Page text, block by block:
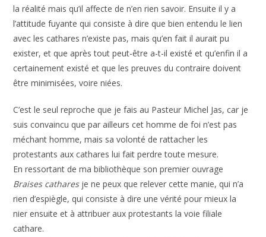
la réalité mais qu’il affecte de n’en rien savoir. Ensuite il y a
l’attitude fuyante qui consiste à dire que bien entendu le lien
avec les cathares n’existe pas, mais qu’en fait il aurait pu
exister, et que après tout peut-être a-t-il existé et qu’enfin il a
certainement existé et que les preuves du contraire doivent
être minimisées, voire niées.
C’est le seul reproche que je fais au Pasteur Michel Jas, car je
suis convaincu que par ailleurs cet homme de foi n’est pas
méchant homme, mais sa volonté de rattacher les
protestants aux cathares lui fait perdre toute mesure.
En ressortant de ma bibliothèque son premier ouvrage
Braises catharesje ne peux que relever cette manie, qui n’a
rien d’espiègle, qui consiste à dire une vérité pour mieux la
nier ensuite et à attribuer aux protestants la voie filiale
cathare.